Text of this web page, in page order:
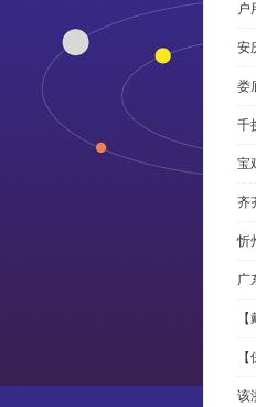
户
安
娄
千
宝
齐
忻
广
该